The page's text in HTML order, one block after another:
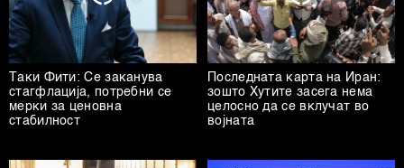
Таки Фити: Се заканува
стагфлација, потребни се
мерки за ценовна
стабилност
Последната карта на Иран:
зошто Хутите засега нема
целосно да се вклучат во
војната